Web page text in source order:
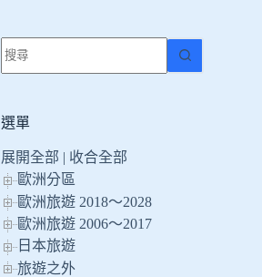
找
不
符
條
件
的
結
果
選單
展開全部 | 收合全部
歐洲分區
歐洲旅遊 2018～2028
歐洲旅遊 2006～2017
日本旅遊
旅遊之外